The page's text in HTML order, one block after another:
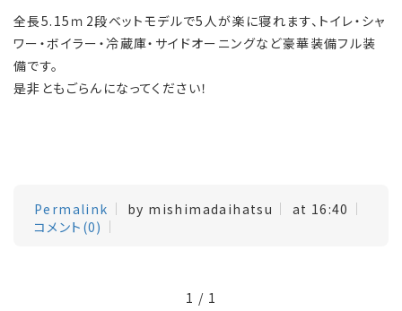
全長5.15ｍ2段ベットモデルで5人が楽に寝れます、トイレ・シャ
ワー・ボイラー・冷蔵庫・サイドオーニングなど豪華装備フル装
備です。
是非ともごらんになってください！
Permalink by mishimadaihatsu
at 16:40
コメント(0)
1 / 1